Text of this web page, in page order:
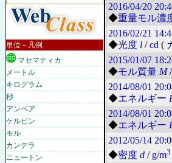
単位－凡例
マセマティカ
メートル
キログラム
秒
アンペア
ケルビン
モル
カンデラ
ニュートン
2016/04/20
◆重量モル濃
2016/02/21
◆光度 l /cd (
2015/01/07
◆モル質量 M/
2014/08/01
◆エネルギー
2014/08/01
◆エネルギー
2012/05/14
◆密度 d / g/m3